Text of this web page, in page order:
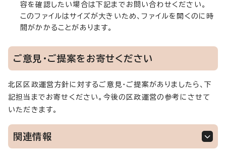
容を確認したい場合は下記までお問い合わせください。
このファイルはサイズが大きいため、ファイルを開くのに時
間がかかることがあります。
ご意見・ご提案をお寄せください
北区区政運営方針に対するご意見・ご提案がありましたら、下
記担当までお寄せください。今後の区政運営の参考にさせて
いただきます。
関連情報